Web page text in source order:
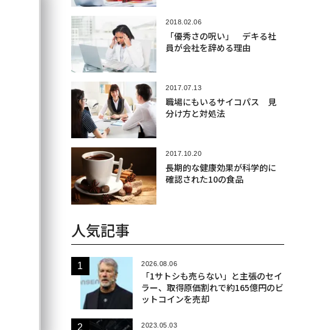
2018.02.06
「優秀さの呪い」 デキる社
員が会社を辞める理由
2017.07.13
職場にもいるサイコパス 見
分け方と対処法
2017.10.20
長期的な健康効果が科学的に
確認された10の食品
人気記事
2026.08.06
「1サトシも売らない」と主張のセイ
ラー、取得原価割れで約165億円のビ
ットコインを売却
2023.05.03